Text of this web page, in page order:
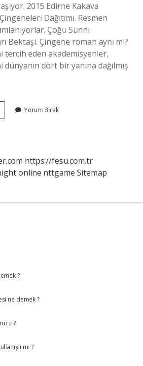
2015 Edirne Kakava
Dağıtımı. Resmen
Çoğu Sünni
Bektaşi. Çingene roman aynı mı?
tercih eden akademisyenler,
dört bir yanına dağılmış
Yorum Bırak
https://fesu.com.tr
online nttgame Sitemap
?
ne demek ?
?
mı ?